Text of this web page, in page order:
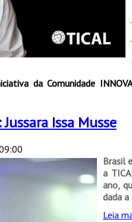
da Comunidade
Issa Musse
Brasil
a
ano,
dada a
Leia